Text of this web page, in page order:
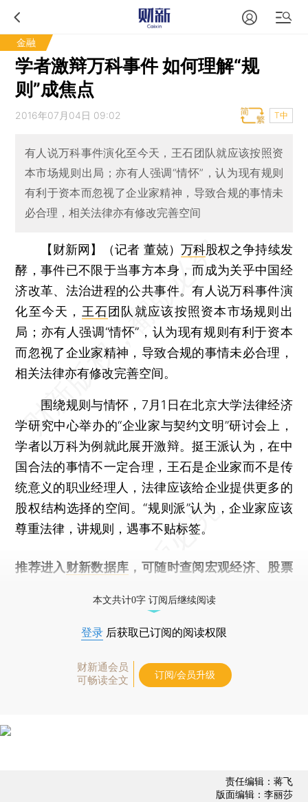
金融
学者激辩万科事件 如何理解“规
则”成焦点
2016年07月04日 09:02 T中
有人说万科事件演化至今天，王石团队就应该按照资
本市场规则出局；亦有人强调“情怀”，认为现有规则
有利于资本而忽视了企业家精神，导致合规的事情未
必合理，相关法律亦有修改完善空间
【财新网】（记者 董兢） 万科股权之争持续发
酵，事件已不限于当事方本身，而成为关乎中国经
济改革、法治进程的公共事件。有人说万科事件演
化至今天， 王石团队就应该按照资本市场规则出
局；亦有人强调“情怀”，认为现有规则有利于资本
而忽视了企业家精神，导致合规的事情未必合理，
相关法律亦有修改完善空间。
围绕规则与情怀，7月1日在北京大学法律经济
学研究中心举办的“企业家与契约文明”研讨会上，
学者以万科为例就此展开激辩。挺王派认为，在中
国合法的事情不一定合理，王石是企业家而不是传
统意义的职业经理人，法律应该给企业提供更多的
股权结构选择的空间。“规则派”认为，企业家应该
尊重法律，讲规则，遇事不贴标签。
推荐进入 财新数据库 ，可随时查阅宏观经济、股票
本文共计0字 订阅后继续阅读
登录 后获取已订阅的阅读权限
财新通会员
可畅读全文
订阅/会员升级
责任编辑：蒋飞
版面编辑：李丽莎